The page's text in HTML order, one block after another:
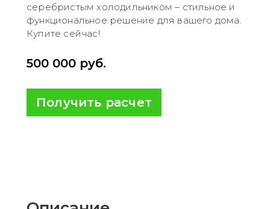
серебристым холодильником – стильное и
функциональное решение для вашего дома.
Купите сейчас!
500 000 руб.
Получить расчет